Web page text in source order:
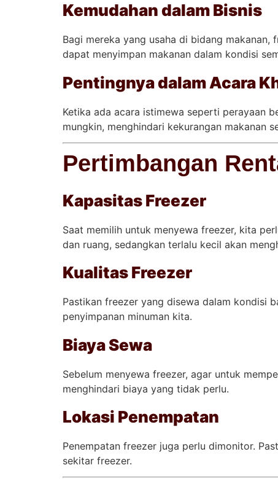
Kemudahan dalam Bisnis
Bagi mereka yang usaha di bidang
dapat menyimpan makanan dalam kondisi
Pentingnya dalam Acara
Ketika ada acara istimewa seperti perayaan
mungkin, menghindari kekurangan makanan
Pertimbangan
Kapasitas Freezer
Saat memilih untuk menyewa freezer, kita
dan ruang, sedangkan terlalu kecil akan
Kualitas Freezer
Pastikan freezer yang disewa dalam kondisi
penyimpanan minuman kita.
Biaya Sewa
Sebelum menyewa freezer, agar untuk
menghindari biaya yang tidak perlu.
Lokasi Penempatan
Penempatan freezer juga perlu dimonitor.
sekitar freezer.